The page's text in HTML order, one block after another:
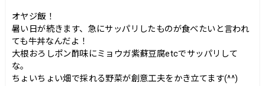
オヤジ飯！
暑い日が続きます、急にサッパリしたものが食べたいと言われ
ても牛丼なんだよ！
大根おろしポン酢味にミョウガ紫蘇豆腐etcでサッパリして
な。
ちょいちょい畑で採れる野菜が創意工夫をかき立てます(^^)